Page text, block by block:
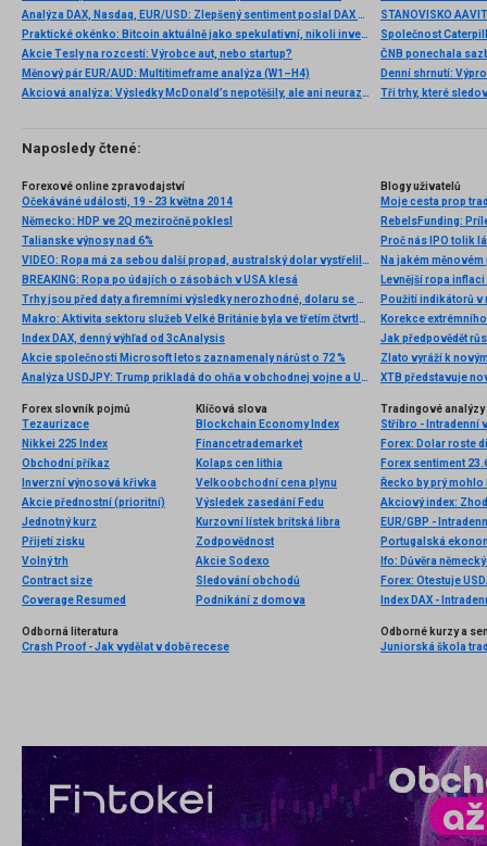
Analýza DAX, Nasdaq, EUR/USD: Zlepšený sentiment poslal DAX na nová maxima
Praktické okénko: Bitcoin aktuálně jako spekulativní, nikoli investiční aktivum
Akcie Tesly na rozcestí: Výrobce aut, nebo startup?
Měnový pár EUR/AUD: Multitimeframe analýza (W1–H4)
Akciová analýza: Výsledky McDonald’s nepotěšily, ale ani neurazily. Jakou vizi společnost prezentovala?
Denní shrnutí:
Tři trhy, které
Naposledy čtené:
Forexové online zpravodajství
Očekáváné události, 19 - 23 května 2014
Německo: HDP ve 2Q meziročně poklesl
Talianske výnosy nad 6%
VIDEO: Ropa má za sebou další propad, australský dolar vystřelil vzhůru po zasedání RBA
BREAKING: Ropa po údajích o zásobách v USA klesá
Trhy jsou před daty a firemními výsledky nerozhodné, dolaru se ovšem daří
Makro: Aktivita sektoru služeb Velké Británie byla ve třetím čtvrtletí nejvyšší od roku 1997
Index DAX, denný výhľad od 3cAnalysis
Akcie společnosti Microsoft letos zaznamenaly nárůst o 72 %
Analýza USDJPY: Trump prikladá do ohňa v obchodnej vojne a USDJPY sa odrazil od 109.00
Blogy uživatelů
RebelsFunding:
Na jakém
Levnější ropa
Použití indikátorů
Korekce
Jak předpovědět
XTB představuje
Forex slovník pojmů
Tezaurizace
Nikkei 225 Index
Obchodní příkaz
Inverzní výnosová křivka
Akcie přednostní (prioritní)
Jednotný kurz
Přijetí zisku
Volný trh
Contract size
Coverage Resumed
Klíčová slova
Blockchain Economy Index
Financetrademarket
Kolaps cen lithia
Velkoobchodní cena plynu
Výsledek zasedání Fedu
Kurzovní lístek britská libra
Zodpovědnost
Akcie Sodexo
Sledování obchodů
Podnikání z domova
Tradingové analýzy
Stříbro - Intradenní
Forex: Dolar roste
Forex sentiment
Řecko by prý
Akciový index:
EUR/GBP -
Portugalská
Ifo: Důvěra
Forex: Otestuje
Index DAX -
Odborná literatura
Crash Proof - Jak vydělat v době recese
Odborné kurzy a
Juniorská škola